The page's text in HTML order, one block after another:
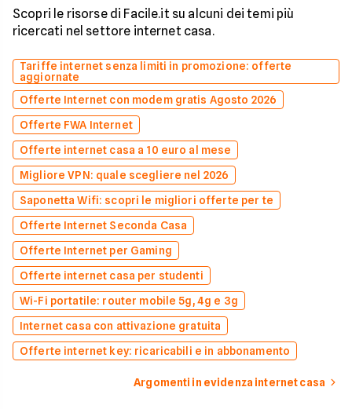
Scopri le risorse di Facile.it su alcuni dei temi più
ricercati nel settore internet casa.
Tariffe internet senza limiti in promozione: offerte
aggiornate
Offerte Internet con modem gratis Agosto 2026
Offerte FWA Internet
Offerte internet casa a 10 euro al mese
Migliore VPN: quale scegliere nel 2026
Saponetta Wifi: scopri le migliori offerte per te
Offerte Internet Seconda Casa
Offerte Internet per Gaming
Offerte internet casa per studenti
Wi-Fi portatile: router mobile 5g, 4g e 3g
Internet casa con attivazione gratuita
Offerte internet key: ricaricabili e in abbonamento
Argomenti in evidenza internet casa